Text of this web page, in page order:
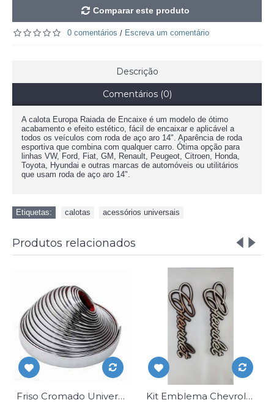
Comparar este produto
0 comentários / Escreva um comentário
Descrição
Comentários (0)
A calota Europa Raiada de Encaixe é um modelo de ótimo
acabamento e efeito estético, fácil de encaixar e aplicável a
todos os veículos com roda de aço aro 14". Aparência de roda
esportiva que combina com qualquer carro. Ótima opção para
linhas VW, Ford, Fiat, GM, Renault, Peugeot, Citroen, Honda,
Toyota, Hyundai e outras marcas de automóveis ou utilitários
que usam roda de aço aro 14".
Etiquetas: calotas acessórios universais
Produtos relacionados
Friso Cromado Universal 10 mm Adesivo Rolo 10 Metros Kit Emblema Chevrolet Manuscrito Antigo